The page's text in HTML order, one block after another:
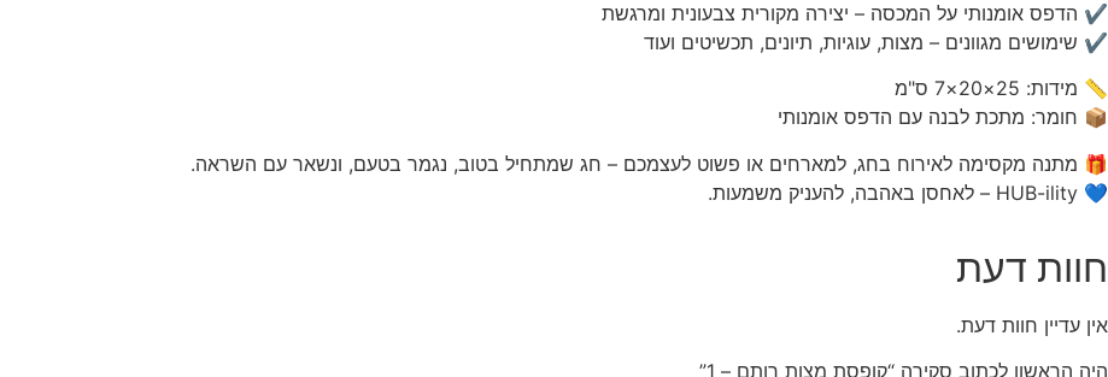
✔ הדפס אומנותי על המכסה – יצירה מקורית צבעונית ומרגשת
✔ שימושים מגוונים – מצות, עוגיות, תיונים, תכשיטים ועוד
📏 מידות: 25×20×7 ס"מ
📦 חומר: מתכת לבנה עם הדפס אומנותי
🎁 מתנה מקסימה לאירוח בחג, למארחים או פשוט לעצמכם – חג שמתחיל בטוב, נגמר בטעם, ונשאר עם השראה.
💙 HUB-ility – לאחסן באהבה, להעניק משמעות.
חוות דעת
אין עדיין חוות דעת.
היה הראשון לכתוב סקירה “קופסת מצות רותם – 1”